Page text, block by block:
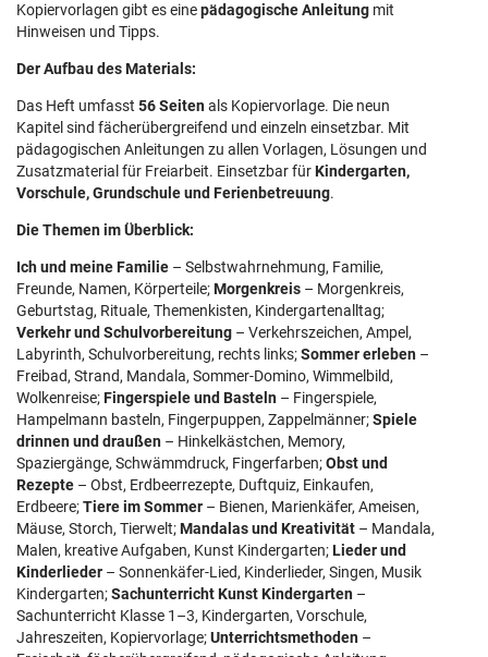
Kopiervorlagen gibt es einepädagogische Anleitung mit
Hinweisen und Tipps.
Der Aufbau des Materials:
Das Heft umfasst 56 Seitenals Kopiervorlage. Die neun
Kapitel sind fächerübergreifend und einzeln einsetzbar. Mit
pädagogischen Anleitungen zu allen Vorlagen, Lösungen und
Zusatzmaterial für Freiarbeit. Einsetzbar fürKindergarten,
Vorschule, Grundschule und Ferienbetreuung.
Die Themen im Überblick:
Ich und meine Familie – Selbstwahrnehmung, Familie,
Freunde, Namen, Körperteile;Morgenkreis – Morgenkreis,
Geburtstag, Rituale, Themenkisten, Kindergartenalltag;
Verkehr und Schulvorbereitung – Verkehrszeichen, Ampel,
Labyrinth, Schulvorbereitung, rechts links;Sommer erleben –
Freibad, Strand, Mandala, Sommer-Domino, Wimmelbild,
Wolkenreise;Fingerspiele und Basteln – Fingerspiele,
Hampelmann basteln, Fingerpuppen, Zappelmänner;Spiele
drinnen und draußen – Hinkelkästchen, Memory,
Spaziergänge, Schwämmdruck, Fingerfarben;Obst und
Rezepte – Obst, Erdbeerrezepte, Duftquiz, Einkaufen,
Erdbeere;Tiere im Sommer – Bienen, Marienkäfer, Ameisen,
Mäuse, Storch, Tierwelt;Mandalas und Kreativität – Mandala,
Malen, kreative Aufgaben, Kunst Kindergarten;Lieder und
Kinderlieder – Sonnenkäfer-Lied, Kinderlieder, Singen, Musik
Kindergarten;Sachunterricht Kunst Kindergarten –
Sachunterricht Klasse 1–3, Kindergarten, Vorschule,
Jahreszeiten, Kopiervorlage;Unterrichtsmethoden –